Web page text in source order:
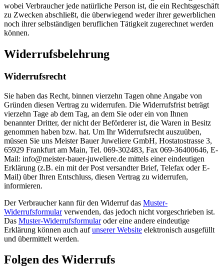
wobei Verbraucher jede natürliche Person ist, die ein Rechtsgeschäft
zu Zwecken abschließt, die überwiegend weder ihrer gewerblichen
noch ihrer selbständigen beruflichen Tätigkeit zugerechnet werden
können.
Widerrufsbelehrung
Widerrufsrecht
Sie haben das Recht, binnen vierzehn Tagen ohne Angabe von
Gründen diesen Vertrag zu widerrufen. Die Widerrufsfrist beträgt
vierzehn Tage ab dem Tag, an dem Sie oder ein von Ihnen
benannter Dritter, der nicht der Beförderer ist, die Waren in Besitz
genommen haben bzw. hat. Um Ihr Widerrufsrecht auszuüben,
müssen Sie uns Meister Bauer Juweliere GmbH, Hostatostrasse 3,
65929 Frankfurt am Main, Tel. 069-302483, Fax 069-36400646, E-
Mail: info@meister-bauer-juweliere.de mittels einer eindeutigen
Erklärung (z.B. ein mit der Post versandter Brief, Telefax oder E-
Mail) über Ihren Entschluss, diesen Vertrag zu widerrufen,
informieren.
Der Verbraucher kann für den Widerruf das Muster-
Widerrufsformularverwenden, das jedoch nicht vorgeschrieben ist.
Das Muster-Widerrufsformularoder eine andere eindeutige
Erklärung können auch aufunserer Website elektronisch ausgefüllt
und übermittelt werden.
Folgen des Widerrufs